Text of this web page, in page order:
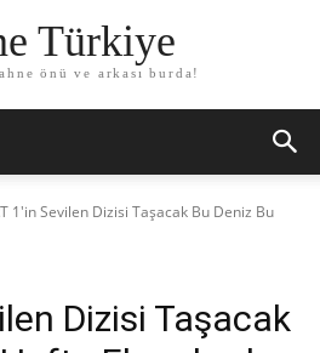
Türkiye
önü ve arkası burda!
1'in Sevilen Dizisi Taşacak Bu Deniz Bu
Dizisi Taşacak